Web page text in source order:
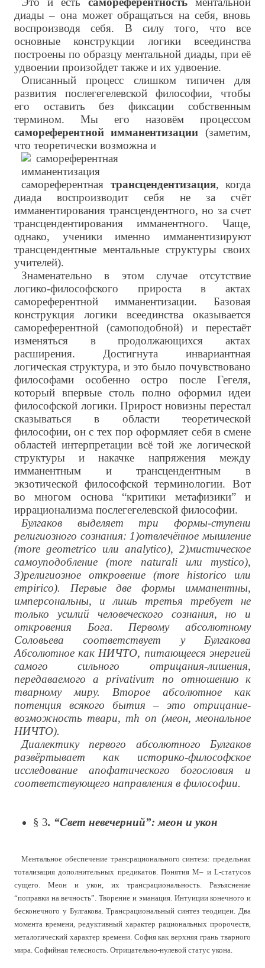
диады – она может обращаться на себя, вновь
воспроизводя себя. В силу того, что все
основные конструкции логики всеединства
построены по образцу ментальной диады, при её
удвоении произойдет также и их удвоение.
Описанный процесс слишком типичен для
развития послегегелевской философии, чтобы
его оставить без фиксации собственным
термином. Мы его назовём процессом
самореферентной имманентизации (заметим,
что теоретически возможна и
самореферентная трансцендентизация, когда
диада воспроизводит себя не за счёт
имманентирования трансцендентного, но за счет
трансцендентирования имманентного. Чаще,
однако, ученики именно имманентизируют
трансцендентные ментальные структуры своих
учителей).
Знаменательно в этом случае отсутствие
логико-философского прироста в актах
самореферентной имманентизации. Базовая
конструкция логики всеединства оказывается
самореферентной (самоподобной) и перестаёт
изменяться в продолжающихся актах
расширения. Достигнута инвариантная
логическая структура, и это было почувствовано
философами особенно остро после Гегеля,
который впервые столь полно оформил идеи
философской логики. Прирост новизны перестал
сказываться в области теоретической
философии, он с тех пор оформляет себя в смене
областей интерпретации всё той же логической
структуры и накачке напряжения между
имманентным и трансцендентным в
экзотической философской терминологии. Вот
во многом основа “критики метафизики” и
иррационализма послегегелевской философии.
Булгаков выделяет три формы-ступени
религиозного сознания: 1)отвлечённое мышление
(more geometrico илиanalytico), 2)мистическое
самоуподобление (more naturaliили mystico),
3)религиозное откровение (more historico или
empirico). Первые две формы имманентны,
имперсональны, и лишь третья требует не
только усилий человеческого сознания, но и
откровения Бога. Первому абсолютному
Соловьева соответствует у Булгакова
Абсолютное как НИЧТО, питающееся энергией
самого сильного отрицания-лишения,
передаваемогоa privativum по отношению к
тварному миру. Второе абсолютное как
потенция всякого бытия – это отрицание-
возможность твари, mh on (меон, меональное
НИЧТО).
Диалектику первого абсолютного Булгаков
развёртывает как историко-философское
исследование апофатического богословия и
соответствующего направления в философии.
§ 3. “Свет невечерний”: меон и укон
Ментальное обеспечение трансрационального синтеза: предельная
тотализация дополнительных предикатов. Понятия M– и L-статусов
сущего. Меон и укон, их трансрациональность. Разъяснение
“поправки на вечность”. Творение и эманация. Интуиции конечного и
бесконечного у Булгакова. Трансрациональный синтез теодицеи. Два
момента времени, редуктивный характер рациональных пророчеств,
металогический характер времени. София как верхняя грань тварного
мира. Софийная телесность. Отрицательно-нулевой статус укона.